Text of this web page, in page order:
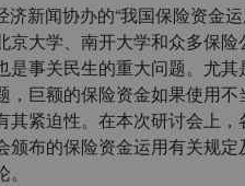
新闻协办的“我国保险资金
大学、南开大学和众多保
事关民生的重大问题。尤
巨额的保险资金如果使用
紧迫性。在本次研讨会上
布的保险资金运用有关规